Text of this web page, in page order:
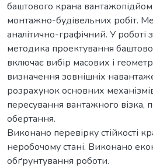
баштового крана
монтажно-будівельних робіт.
аналітично-графічний. У роботі
методика проектування
включає вибір масових і
визначення зовнішніх
розрахунок основних
пересування вантажного візка,
обертання.
Виконано перевірку стійкості
неробочому стані. Виконано
обґрунтування роботи.